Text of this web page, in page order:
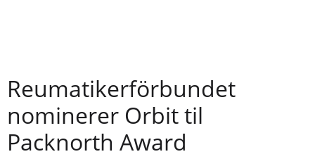
Reumatikerförbundet
nominerer Orbit til
Packnorth Award